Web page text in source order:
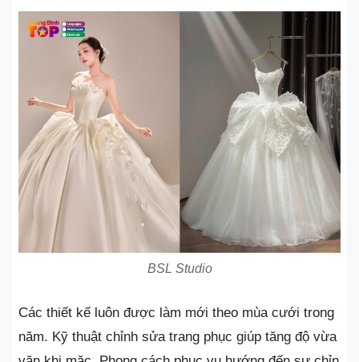
BSL Studio
Các thiết kế luôn được làm mới theo mùa cưới trong
năm. Kỹ thuật chỉnh sửa trang phục giúp tăng độ vừa